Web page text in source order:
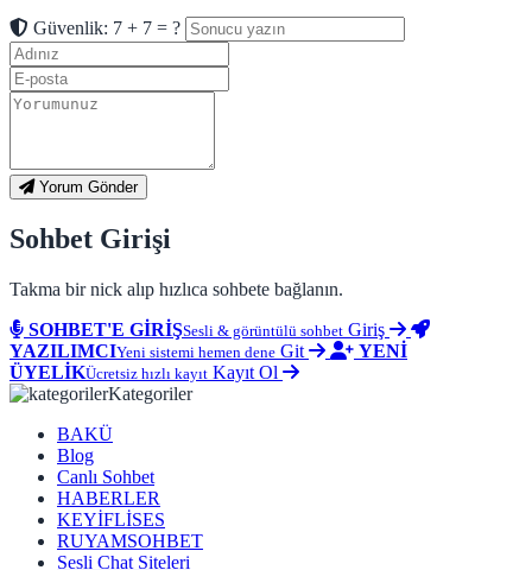
Güvenlik: 7 + 7 = ?
Yorum Gönder
Sohbet Girişi
Takma bir nick alıp hızlıca sohbete bağlanın.
SOHBET'E GİRİŞSesli & görüntülü sohbet Giriş
YAZILIMCIYeni sistemi hemen dene Git
YENİ
ÜYELİKÜcretsiz hızlı kayıt Kayıt Ol
Kategoriler
BAKÜ
Blog
Canlı Sohbet
HABERLER
KEYİFLİSES
RUYAMSOHBET
Sesli Chat Siteleri